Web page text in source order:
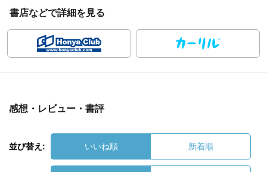
書店などで詳細を見る
感想・レビュー・書評
並び替え: いいね順 新着順